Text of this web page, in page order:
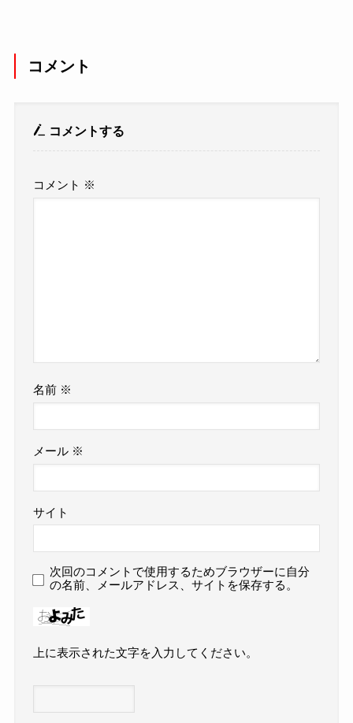
コメント
コメントする
コメント ※
名前 ※
メール ※
サイト
次回のコメントで使用するためブラウザーに自分
の名前、メールアドレス、サイトを保存する。
上に表示された文字を入力してください。